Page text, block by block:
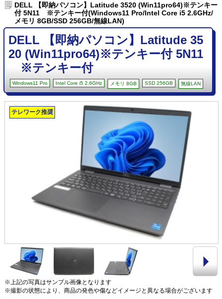
DELL 【即納パソコン】Latitude 3520 (Win11pro64)※テンキー
付 5N11 ※テンキー付(Windows11 Pro/Intel Core i5 2.6GHz/
メモリ 8GB/SSD 256GB/無線LAN)
DELL 【即納パソコン】Latitude 35
20 (Win11pro64)※テンキー付 5N11
※テンキー付
Windows11 Pro Intel Core i5 2.6GHz メモリ 8GB SSD 256GB 無線LAN
テレワーク推奨
※上記の写真はサンプル画像となります
※撮影の状態により、商品の発色や傷などイメージと異なる場合がございます